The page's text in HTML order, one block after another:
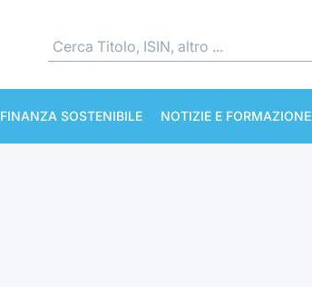
FINANZA SOSTENIBILE NOTIZIE E FORMAZIONE